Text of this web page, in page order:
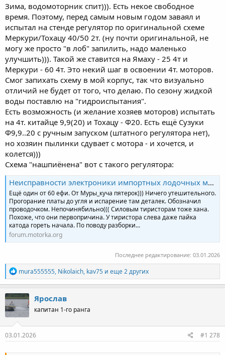
Зима, водомоторник спит))). Есть некое свободное
время. Поэтому, перед самым новым годом заваял и
испытал на стенде регулятор по оригинальной схеме
Меркури/Тохацу 40/50 2т. (ну почти оригинальной, не
могу же просто "в лоб" запилить, надо маленько
улучшить))). Такой же ставится на Ямаху - 25 4т и
Меркури - 60 4т. Это некий шаг в освоении 4т. моторов.
Смог запихать схему в мой корпус, так что визуально
отличий не будет от того, что делаю. По сезону жидкой
воды поставлю на "гидроиспытания".
Есть возможность (и желание хозяев моторов) испытать
на 4т. китайце 9,9(20) и Тохацу - Ф20. Есть ещё Сузуки
Ф9,9..20 с ручным запуском (штатного регулятора нет),
но хозяин пылинки сдувает с мотора - и хочется, и
колется)))
Схема "нашпиёнена" вот с такого регулятора:
Неисправности электроники импортных лодочных моторов
Ещё один от 60 ефи. От Муры_куча пятерок))) Ничего утешительного.
Прогорание платы до угля и испарение там деталек. Обозначил
проводочком. Непочинябильно((( Силовым тиристорам тоже хана.
Похоже, что они первопричина. У тиристора слева даже пайка
катода гореть начала. По поводу разборки...
forum.motorka.org
Последнее редактирование: 03.01.2026
Р
е
а
к
и
и
:
mura555555, Nikolaich, kav75 и еще 2 других
Ярослав
капитан 1-го ранга
03.01.2026 #1 278